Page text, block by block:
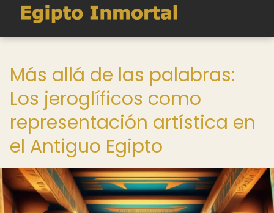
Más allá de las palabras:
Los jeroglíficos como
representación artística en
el Antiguo Egipto